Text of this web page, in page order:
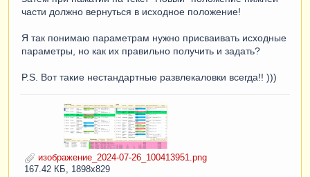
*********************************************
ЭлементыФормы.Надпись11. Верх
ЭлементыФормы.ТЧ_Резка. Верх
= 185;
= 730 ;
части должно вернуться в исходное положение!
Я так понимаю параметрам нужно присваивать исходные
параметры, но как их правильно получить и задать?
P.S. Вот такие нестандартные развлекаловки всегда!! )))
изображение_2024-07-26_100413951.png
167.42 КБ, 1898x829